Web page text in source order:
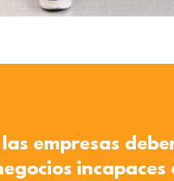
empresas